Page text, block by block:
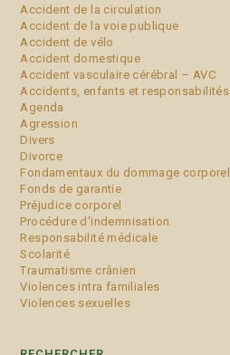
Accident de la circulation
Accident de la voie publique
Accident de vélo
Accident domestique
Accident vasculaire cérébral – AVC
Accidents, enfants et responsabilités
Agenda
Agression
Divers
Divorce
Fondamentaux du dommage corporel
Fonds de garantie
Préjudice corporel
Procédure d'indemnisation
Responsabilité médicale
Scolarité
Traumatisme crânien
Violences intra familiales
Violences sexuelles